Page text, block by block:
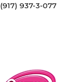
(917) 937-3-077